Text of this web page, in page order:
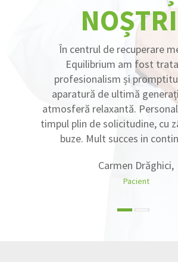
În centrul de recuperare
Equilibrium am fost
profesionalism și
aparatură de ultimă
atmosferă relaxantă.
timpul plin de solicitudine, cu
buze. Mult succes in
Carmen Drăghici,
Pacient
Pacient